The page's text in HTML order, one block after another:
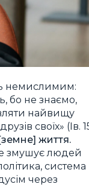
немислимим:
бо не знаємо,
найвищу
своїх» (Ів.
життя.
змушує людей
система
через